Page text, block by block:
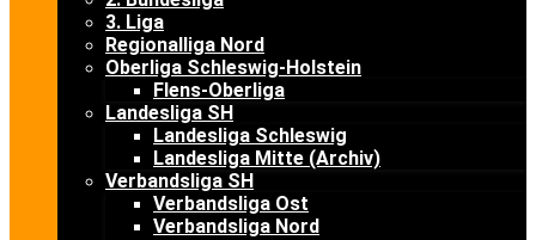
3. Liga
Regionalliga Nord
Oberliga Schleswig-Holstein
Flens-Oberliga
Landesliga SH
Landesliga Schleswig
Landesliga Mitte (Archiv)
Verbandsliga SH
Verbandsliga Ost
Verbandsliga Nord